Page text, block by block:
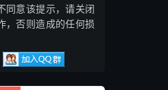
同意该提示，请关闭
，否则造成的任何损